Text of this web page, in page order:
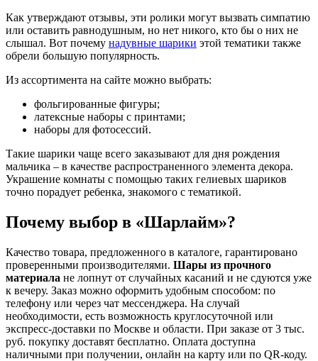
Как утверждают отзывы, эти ролики могут вызвать симпатию
или оставить равнодушным, но нет никого, кто бы о них не
слышал. Вот почему надувные шарики этой тематики также
обрели большую популярность.
Из ассортимента на сайте можно выбрать:
фольгированные фигуры;
латексные наборы с принтами;
наборы для фотосессий.
Такие шарики чаще всего заказывают для дня рождения
мальчика – в качестве распространенного элемента декора.
Украшение комнаты с помощью таких гелиевых шариков
точно порадует ребенка, знакомого с тематикой.
Почему выбор в «Шарлайм»?
Качество товара, предложенного в каталоге, гарантировано
проверенными производителями. Шары из прочного
материала не лопнут от случайных касаний и не сдуются уже
к вечеру. Заказ можно оформить удобным способом: по
телефону или через чат мессенджера. На случай
необходимости, есть возможность круглосуточной или
экспресс-доставки по Москве и области. При заказе от 3 тыс.
руб. покупку доставят бесплатно. Оплата доступна
наличными при получении, онлайн на карту или по QR-коду.